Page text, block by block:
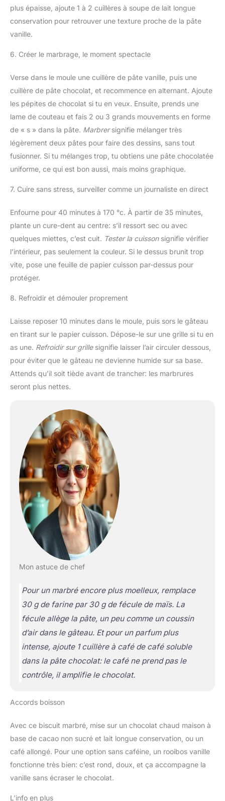
plus épaisse, ajoute 1 à 2 cuillères à soupe de lait longue
conservation pour retrouver une texture proche de la pâte
vanille.
6. Créer le marbrage, le moment spectacle
Verse dans le moule une cuillère de pâte vanille, puis une
cuillère de pâte chocolat, et recommence en alternant. Ajoute
les pépites de chocolat si tu en veux. Ensuite, prends une
lame de couteau et fais 2 ou 3 grands mouvements en forme
de « s » dans la pâte. Marbrersignifie mélanger très
légèrement deux pâtes pour faire des dessins, sans tout
fusionner. Si tu mélanges trop, tu obtiens une pâte chocolatée
uniforme, ce qui est bon aussi, mais moins graphique.
7. Cuire sans stress, surveiller comme un journaliste en direct
Enfourne pour 40 minutes à 170 °c. À partir de 35 minutes,
plante un cure-dent au centre: s’il ressort sec ou avec
quelques miettes, c’est cuit. Tester la cuissonsignifie vérifier
l’intérieur, pas seulement la couleur. Si le dessus brunit trop
vite, pose une feuille de papier cuisson par-dessus pour
protéger.
8. Refroidir et démouler proprement
Laisse reposer 10 minutes dans le moule, puis sors le gâteau
en tirant sur le papier cuisson. Dépose-le sur une grille si tu en
as une. Refroidir sur grillesignifie laisser l’air circuler dessous,
pour éviter que le gâteau ne devienne humide sur sa base.
Attends qu’il soit tiède avant de trancher: les marbrures
seront plus nettes.
Mon astuce de chef
Pour un marbré encore plus moelleux, remplace
30 g de farine par 30 g de fécule de maïs. La
fécule allège la pâte, un peu comme un coussin
d’air dans le gâteau. Et pour un parfum plus
intense, ajoute 1 cuillère à café de café soluble
dans la pâte chocolat: le café ne prend pas le
contrôle, il amplifie le chocolat.
Accords boisson
Avec ce biscuit marbré, mise sur un chocolat chaud maison à
base de cacao non sucré et lait longue conservation, ou un
café allongé. Pour une option sans caféine, un rooibos vanille
fonctionne très bien: c’est rond, doux, et ça accompagne la
vanille sans écraser le chocolat.
L’info en plus